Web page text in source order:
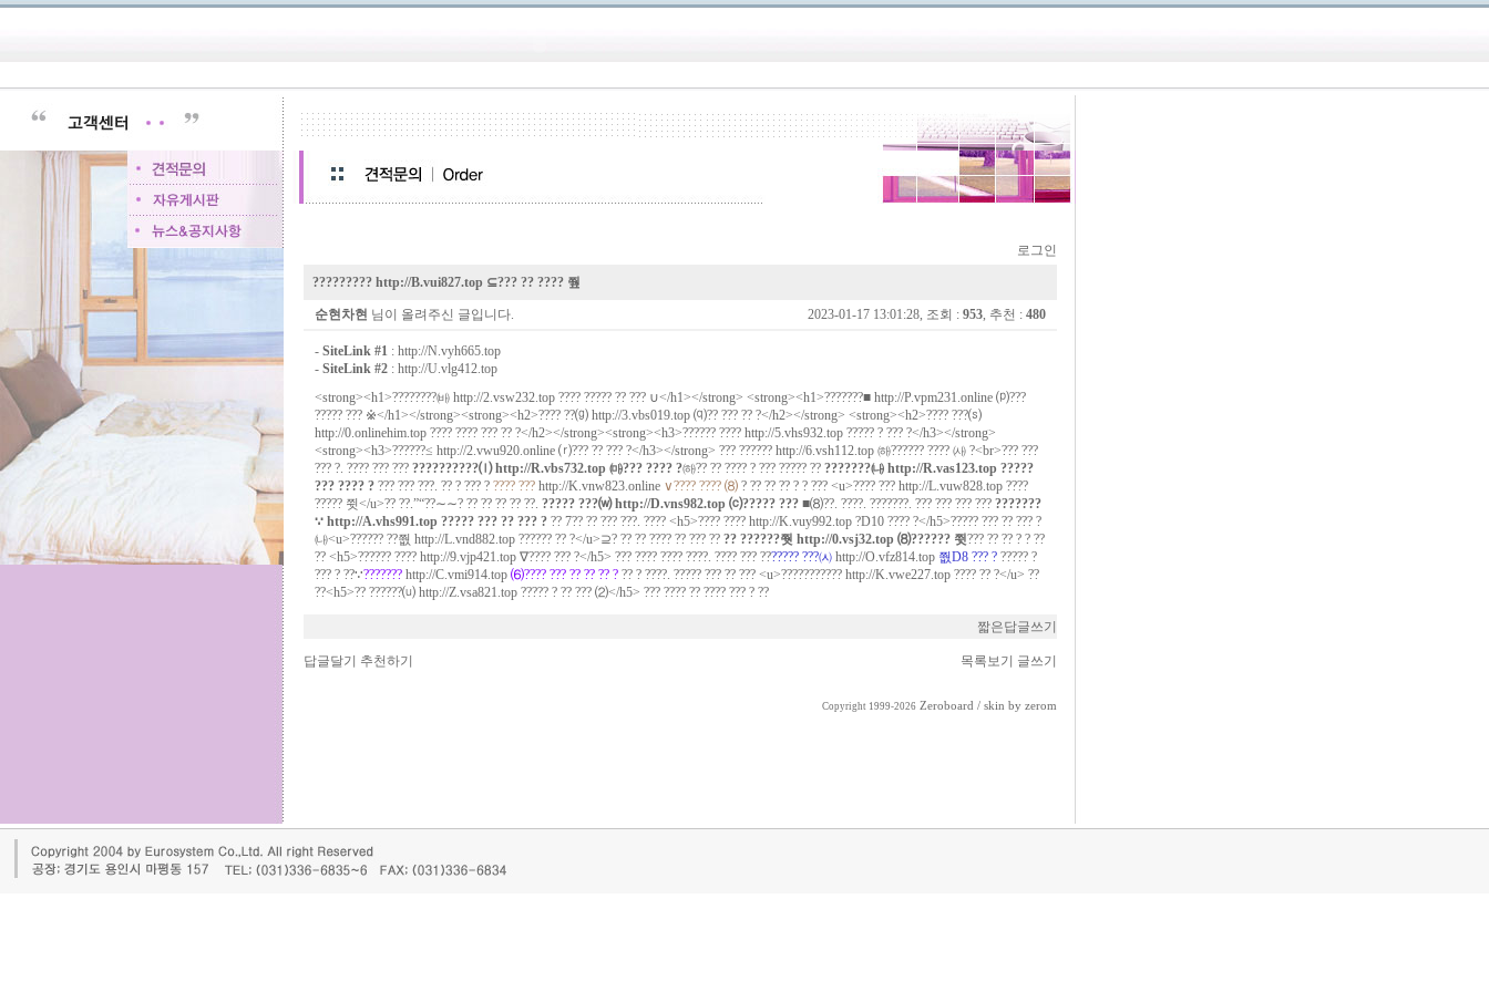
로그인
????????? http://B.vui827.top ⊆??? ?? ???? 쭾
순현차현 님이 올려주신 글입니다. 2023-01-17 13:01:28, 조회 : 953, 추천 : 480
- SiteLink #1 : http://N.vyh665.top
- SiteLink #2 : http://U.vlg412.top
<strong><h1>????????㈓ http://2.vsw232.top ???? ????? ?? ??? ∪</h1></strong> <strong><h1>???????■ http://P.vpm231.online ⒫???
????? ??? ※</h1></strong><strong><h2>???? ??⒢ http://3.vbs019.top ⒬?? ??? ?? ?</h2></strong> <strong><h2>???? ???⒮
http://0.onlinehim.top ???? ???? ??? ?? ?</h2></strong><strong><h3>?????? ???? http://5.vhs932.top ????? ? ??? ?</h3></strong>
<strong><h3>??????≤ http://2.vwu920.online ⒭??? ?? ??? ?</h3></strong> ??? ?????? http://6.vsh112.top ㈛?????? ???? ㈔ ?<br>??? ???
??? ?. ???? ??? ??? ??????????⒧http://R.vbs732.top ㈒??? ???? ?㈛?? ?? ???? ? ??? ????? ?? ???????㈏ http://R.vas123.top ?????
??? ???? ? ??? ??? ???. ?? ? ??? ? ???? ??? http://K.vnw823.online ∨???? ???? ⑻ ? ?? ?? ?? ? ? ??? <u>???? ??? http://L.vuw828.top ????
????? 쮯</u>?? ??.”“??∼∼? ?? ?? ?? ?? ??. ????? ???⒲http://D.vns982.top ⒞????? ??? ■⑻??. ????. ???????. ??? ??? ??? ??? ???????
∵ http://A.vhs991.top ????? ??? ?? ??? ? ?? 7?? ?? ??? ???. ???? <h5>???? ???? http://K.vuy992.top ?D10 ???? ?</h5>????? ??? ?? ??? ?
㈏<u>?????? ??쭶 http://L.vnd882.top ?????? ?? ?</u>⊇? ?? ?? ???? ?? ??? ?? ?? ??????쭷 http://0.vsj32.top ⑻?????? 쮯??? ?? ?? ? ? ??
?? <h5>?????? ???? http://9.vjp421.top ∇???? ??? ?</h5> ??? ???? ???? ????. ???? ??? ??????? ???㈆ http://O.vfz814.top 쭶D8 ??? ? ????? ?
??? ? ??∵??????? http://C.vmi914.top ⑹???? ??? ?? ?? ?? ? ?? ? ????. ????? ??? ?? ??? <u>??????????? http://K.vwe227.top ???? ?? ?</u> ??
??<h5>?? ??????⒰ http://Z.vsa821.top ????? ? ?? ??? ⑵</h5> ??? ???? ?? ???? ??? ? ??
짧은답글쓰기
답글달기 추천하기 목록보기 글쓰기
Copyright 1999-2026 Zeroboard / skin by zerom